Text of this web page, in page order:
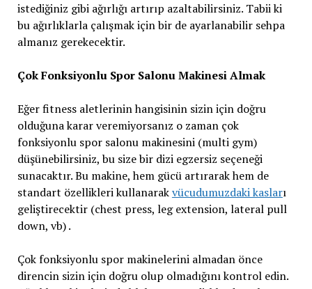
istediğiniz gibi ağırlığı artırıp azaltabilirsiniz. Tabii ki
bu ağırlıklarla çalışmak için bir de ayarlanabilir sehpa
almanız gerekecektir.
Çok Fonksiyonlu Spor Salonu Makinesi Almak
Eğer fitness aletlerinin hangisinin sizin için doğru
olduğuna karar veremiyorsanız o zaman çok
fonksiyonlu spor salonu makinesini (multi gym)
düşünebilirsiniz, bu size bir dizi egzersiz seçeneği
sunacaktır. Bu makine, hem gücü artırarak hem de
standart özellikleri kullanarakvücudumuzdaki kasları
geliştirecektir (chest press, leg extension, lateral pull
down, vb) .
Çok fonksiyonlu spor makinelerini almadan önce
direncin sizin için doğru olup olmadığını kontrol edin.